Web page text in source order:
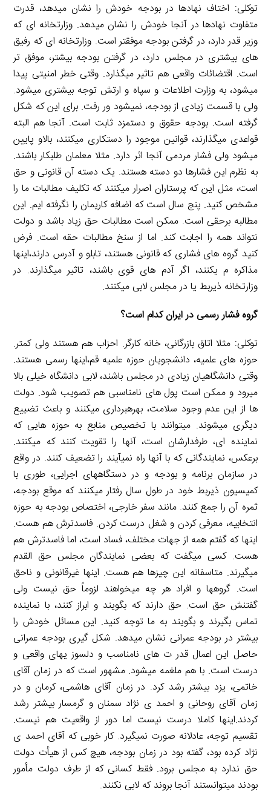
توکلی: اختاف نهادها در بودجه خودش را نشان میدهد، قدرت
متفاوت نهادها در آنجا خودش را نشان میدهد. وزارتخانه ای که
وزیر قدر دارد، در گرفتن بودجه موفقتر است. وزارتخانه ای که رفیق
های بیشتری در مجلس دارد، در گرفتن بودجه بیشتر، موفق تر
است. اقتضائات واقعی هم تاثیر میگذارد. وقتی خطر امنیتی پیدا
میشود، به وزارت اطلاعات و سپاه و ارتش توجه بیشتری میشود.
ولی با قسمت زیادی از بودجه، نمیشود ور رفت. برای این که شکل
گرفته است. بودجه حقوق و دستمزد ثابت است. آنجا هم البته
قواعدی میگذارند، قوانین موجود را دستکاری میکنند، بالاو پایین
میشود ولی فشار مردمی آنجا اثر دارد. مثلا معلمان طلبکار باشند.
به نظرم این فشارها دو دسته هستند. یک دسته آن قانونی و حق
است، مثل این که پرستاران اصرار میکنند که تکلیف مطالبات ما را
مشخص کنید. پنج سال است که اضافه کاریمان را نگرفته ایم. این
مطالبه برحقی است. ممکن است مطالبات حق زیاد باشد و دولت
نتواند همه را اجابت کند. اما از سنخ مطالبات حقه است. فرض
کنید گروه های فشاری که قانونی هستند، تابلو و آدرس دارند،اینها
مذاکره م یکنند، اگر آدم های قوی باشند، تاثیر میگذارند. در
وزارتخانه ذیربط یا در مجلس لابی میکنند.
گروه فشار رسمی در ایران کدام است؟
توکلی: مثلا اتاق بازرگانی، خانه کارگر. احزاب هم هستند ولی کمتر.
حوزه های علمیه، دانشجویان حوزه علمیه قم،اینها رسمی هستند.
وقتی دانشگاهیان زیادی در مجلس باشند، لابی دانشگاه خیلی بالا
میرود و ممکن است پول های نامناسبی هم تصویب شود. دولت
ها از این عدم وجود سلامت، بهرهبرداری میکنند و باعث تضییع
دیگری میشوند. میتوانند با تخصیص منابع به حوزه هایی که
نماینده ای، طرفدارشان است، آنها را تقویت کنند که میکنند.
برعکس، نمایندگانی که با آنها راه نمیآیند را تضعیف کنند. در واقع
در سازمان برنامه و بودجه و در دستگاههای اجرایی، طوری با
کمیسیون ذیربط خود در طول سال رفتار میکنند که موقع بودجه،
ثمره آن را جمع کنند. مانند سفر خارجی، اختصاص بودجه به حوزه
انتخابیه، معرفی کردن و شغل درست کردن. فاسدترش هم هست.
اینها که گفتم همه از جهات مختلف، فساد است، اما فاسدترش هم
هست. کسی میگفت که بعضی نمایندگان مجلس حق القدم
میگیرند. متاسفانه این چیزها هم هست. اینها غیرقانونی و ناحق
است. گروهها و افراد هر چه میخواهند لزوماً حق نیست ولی
گفتنش حق است. حق دارند که بگویند و ابراز کنند، با نماینده
تماس بگیرند و بگویند به ما توجه کنید. این مسائل خودش را
بیشتر در بودجه عمرانی نشان میدهد. شکل گیری بودجه عمرانی
حاصل این اعمال قدر ت های نامناسب و دلسوز یهای واقعی و
درست است. با هم ملغمه میشود. مشهور است که در زمان آقای
خاتمی، یزد بیشتر رشد کرد. در زمان آقای هاشمی، کرمان و در
زمان آقای روحانی و احمد ی نژاد سمنان و گرمسار بیشتر رشد
کردند.اینها کاملا درست نیست اما دور از واقعیت هم نیست.
تقسیم توجه، عادلانه صورت نمیگیرد. کار خوبی که آقای احمد ی
نژاد کرده بود، گفته بود در زمان بودجه، هیچ کس از هیأت دولت
حق ندارد به مجلس برود. فقط کسانی که از طرف دولت مأمور
بودند میتوانستند آنجا بروند که لابی نکنند.